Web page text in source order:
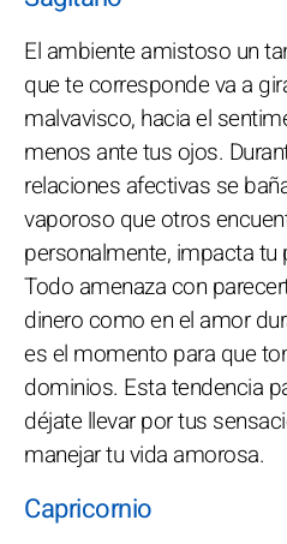
El ambiente amistoso un
que te corresponde va a
malvavisco, hacia el
menos ante tus ojos.
relaciones afectivas se
vaporoso que otros
personalmente, impacta tu
Todo amenaza con
dinero como en el amor
es el momento para que
dominios. Esta tendencia
déjate llevar por tus
manejar tu vida amorosa.
Capricornio